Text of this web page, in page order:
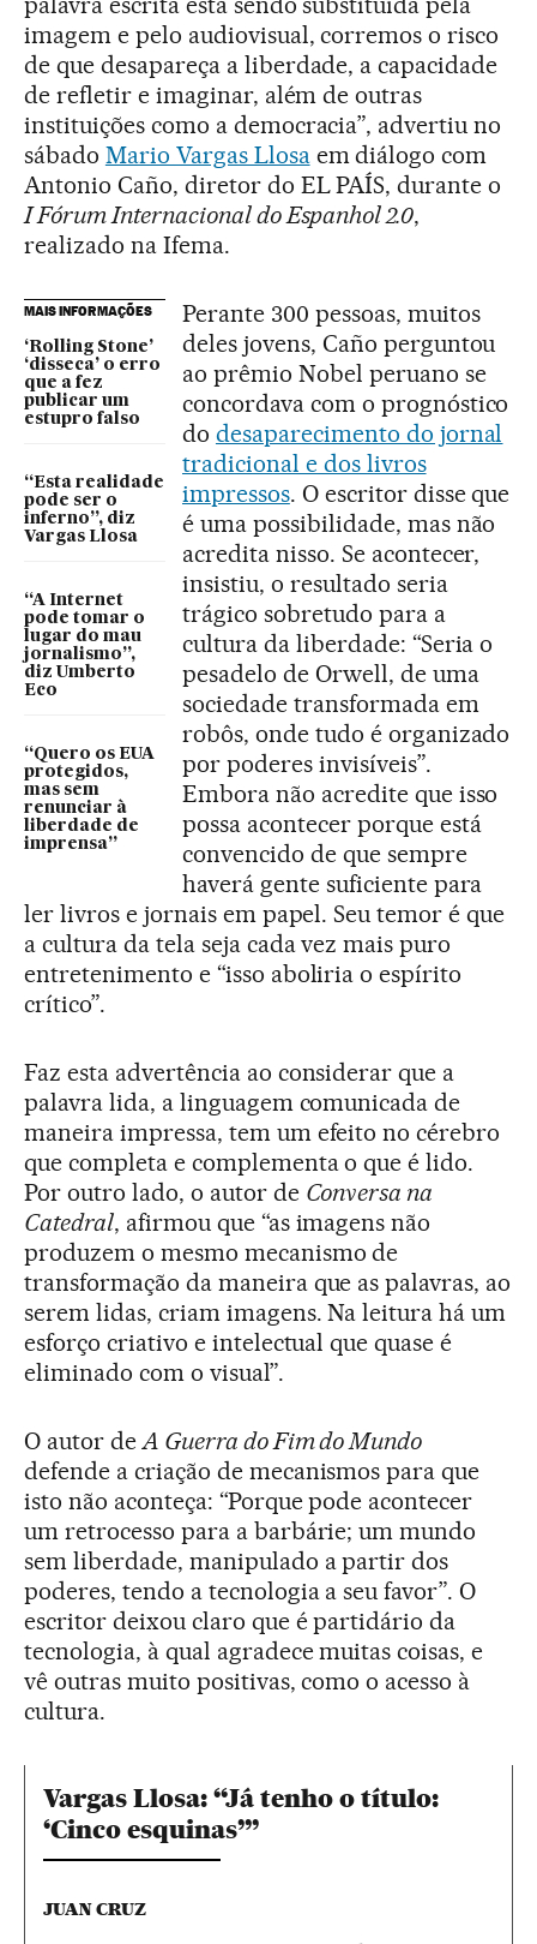
imagem e pelo audiovisual, corremos o risco
de que desapareça a liberdade, a capacidade
de refletir e imaginar, além de outras
instituições como a democracia”, advertiu no
sábado Mario Vargas Llosaem diálogo com
Antonio Caño, diretor do EL PAÍS, durante o
I Fórum Internacional do Espanhol 2.0,
realizado na Ifema.
MAIS INFORMAÇÕES
‘Rolling Stone’
‘disseca’ o erro
que a fez
publicar um
estupro falso
“Esta realidade
pode ser o
inferno”, diz
Vargas Llosa
“A Internet
pode tomar o
lugar do mau
jornalismo”,
diz Umberto
Eco
“Quero os EUA
protegidos,
mas sem
renunciar à
liberdade de
imprensa”
Perante 300 pessoas, muitos
deles jovens, Caño perguntou
ao prêmio Nobel peruano se
concordava com o prognóstico
do desaparecimento do jornal
tradicional e dos livros
impressos. O escritor disse que
é uma possibilidade, mas não
acredita nisso. Se acontecer,
insistiu, o resultado seria
trágico sobretudo para a
cultura da liberdade: “Seria o
pesadelo de Orwell, de uma
sociedade transformada em
robôs, onde tudo é organizado
por poderes invisíveis”.
Embora não acredite que isso
possa acontecer porque está
convencido de que sempre
haverá gente suficiente para
ler livros e jornais em papel. Seu temor é que
a cultura da tela seja cada vez mais puro
entretenimento e “isso aboliria o espírito
crítico”.
Faz esta advertência ao considerar que a
palavra lida, a linguagem comunicada de
maneira impressa, tem um efeito no cérebro
que completa e complementa o que é lido.
Por outro lado, o autor de Conversa na
Catedral, afirmou que “as imagens não
produzem o mesmo mecanismo de
transformação da maneira que as palavras, ao
serem lidas, criam imagens. Na leitura há um
esforço criativo e intelectual que quase é
eliminado com o visual”.
O autor deA Guerra do Fim do Mundo
defende a criação de mecanismos para que
isto não aconteça: “Porque pode acontecer
um retrocesso para a barbárie; um mundo
sem liberdade, manipulado a partir dos
poderes, tendo a tecnologia a seu favor”. O
escritor deixou claro que é partidário da
tecnologia, à qual agradece muitas coisas, e
vê outras muito positivas, como o acesso à
cultura.
Vargas Llosa: “Já tenho o título:
‘Cinco esquinas’”
JUAN CRUZ